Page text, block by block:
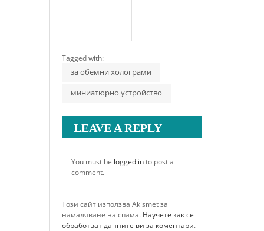
Tagged with:
за обемни холограми
миниатюрно устройство
LEAVE A REPLY
You must be logged into post a
comment.
Този сайт използва Akismet за
намаляване на спама. Научете как се
обработват данните ви за коментари.